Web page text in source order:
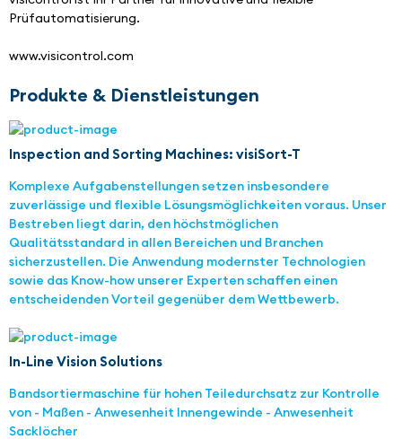
Prüfautomatisierung.
www.visicontrol.com
Produkte & Dienstleistungen
Inspection and Sorting Machines: visiSort-T
Komplexe Aufgabenstellungen setzen insbesondere
zuverlässige und flexible Lösungsmöglichkeiten voraus. Unser
Bestreben liegt darin, den höchstmöglichen
Qualitätsstandard in allen Bereichen und Branchen
sicherzustellen. Die Anwendung modernster Technologien
sowie das Know-how unserer Experten schaffen einen
entscheidenden Vorteil gegenüber dem Wettbewerb.
In-Line Vision Solutions
Bandsortiermaschine für hohen Teiledurchsatz zur Kontrolle
von - Maßen - Anwesenheit Innengewinde - Anwesenheit
Sacklöcher